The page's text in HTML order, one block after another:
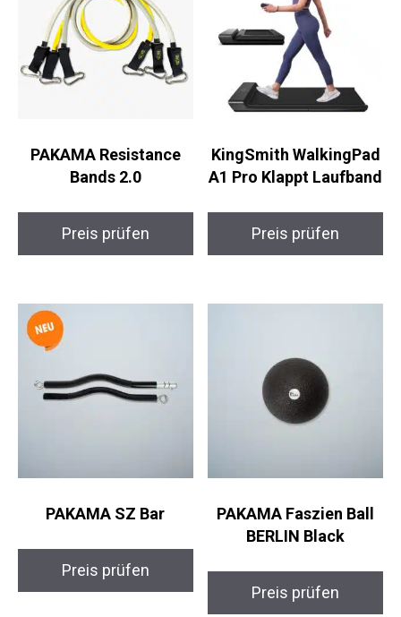
PAKAMA Resistance
Bands 2.0
Preis prüfen
KingSmith WalkingPad
A1 Pro Klappt Laufband
Preis prüfen
PAKAMA SZ Bar
Preis prüfen
PAKAMA Faszien Ball
BERLIN Black
Preis prüfen